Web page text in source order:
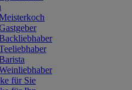
für Sie